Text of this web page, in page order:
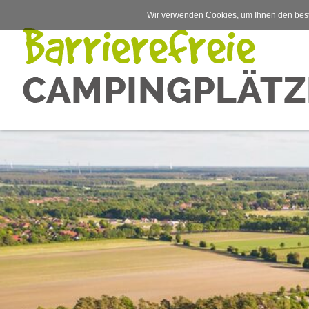
Wir verwenden Cookies, um Ihnen den